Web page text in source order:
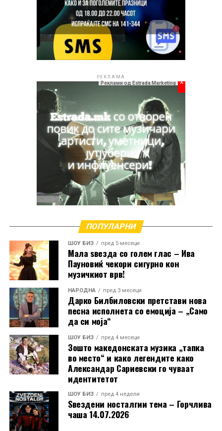
РЕКЛАМА
РЕКЛАМА
Реклами од Estrada Marketing x
ПОПУЛАРНИ
ШОУ БИЗ пред 5 месеци
Мала ѕвезда со голем глас – Ива
Пауновиќ чекори сигурно кон
музичкиот врв!
НАРОДНА пред 3 месеци
Дарко Билбиловски претстави нова
песна исполнета со емоција – „Само
да си моја“
ШОУ БИЗ пред 4 месеци
Зошто македонската музика „тапка
во место“ и како легендите како
Александар Сариевски го чуваат
идентитетот
ШОУ БИЗ пред 4 недели
Ѕвездени носталгии тема – Горчлива
чаша 14.07.2026